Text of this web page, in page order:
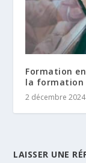
Formation
la formation
2 décembre 2024
LAISSER UNE